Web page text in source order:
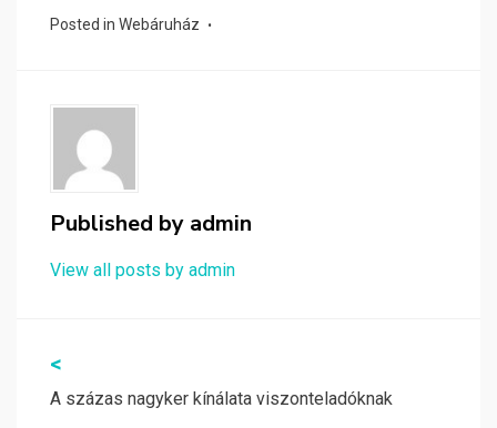
Posted in Webáruház
Published by admin
View all posts by admin
Bejegyzés
navigáció
<
A százas nagyker kínálata viszonteladóknak